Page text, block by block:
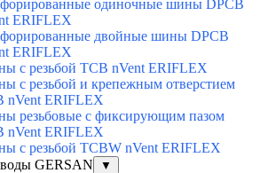
одиночные шины DPCB
ERIFLEX
двойные шины DPCB
ERIFLEX
с резьбой TCB nVent ERIFLEX
с резьбой и крепежным отверстием
nVent ERIFLEX
резьбовые с фиксирующим пазом
nVent ERIFLEX
с резьбой TCBW nVent ERIFLEX
GERSAN
▼